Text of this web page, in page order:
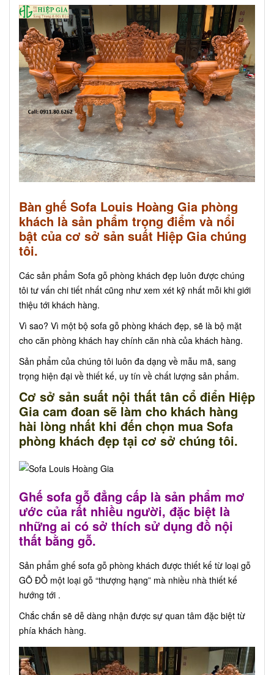
Bàn ghế Sofa Louis Hoàng Gia phòng
khách là sản phẩm trọng điểm và nổi
bật của cơ sở sản suất Hiệp Gia chúng
tôi.
Các sản phẩm Sofa gỗ phòng khách đẹp luôn được chúng
tôi tư vấn chi tiết nhất cũng như xem xét kỹ nhất mỗi khi giới
thiệu tới khách hàng.
Vì sao? Vì một bộ sofa gỗ phòng khách đẹp, sẽ là bộ mặt
cho căn phòng khách hay chính căn nhà của khách hàng.
Sản phẩm của chúng tôi luôn đa dạng về mẫu mã, sang
trọng hiện đại về thiết kế, uy tín về chất lượng sản phẩm.
Cơ sở sản suất nội thất tân cổ điển Hiệp
Gia cam đoan sẽ làm cho khách hàng
hài lòng nhất khi đến chọn mua Sofa
phòng khách đẹp tại cơ sở chúng tôi.
Ghế sofa gỗ đẳng cấp là sản phẩm mơ
ước của rất nhiều người, đặc biệt là
những ai có sở thích sử dụng đồ nội
thất bằng gỗ.
Sản phẩm ghế sofa gỗ phòng khách được thiết kế từ loại gỗ
GÕ ĐỎ một loại gỗ “thượng hạng” mà nhiều nhà thiết kế
hướng tới .
Chắc chắn sẽ dễ dàng nhận được sự quan tâm đặc biệt từ
phía khách hàng.